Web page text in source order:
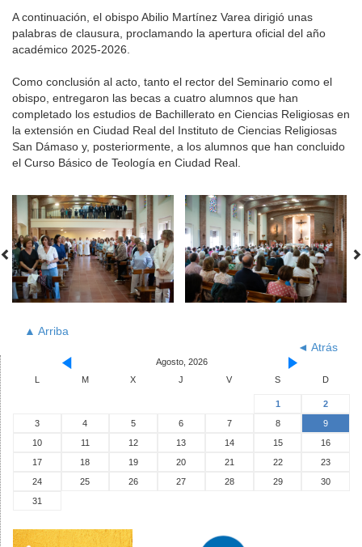
A continuación, el obispo Abilio Martínez Varea dirigió unas
palabras de clausura, proclamando la apertura oficial del año
académico 2025-2026.
Como conclusión al acto, tanto el rector del Seminario como el
obispo, entregaron las becas a cuatro alumnos que han
completado los estudios de Bachillerato en Ciencias Religiosas en
la extensión en Ciudad Real del Instituto de Ciencias Religiosas
San Dámaso y, posteriormente, a los alumnos que han concluido
el Curso Básico de Teología en Ciudad Real.
▲ Arriba
◄ Atrás
Agosto, 2026
L
M X J V S D
1
2
3
4 5 6 7 8
9
10
11 12 13 14 15
16
17
18 19 20 21 22
23
24
25 26 27 28 29
30
31